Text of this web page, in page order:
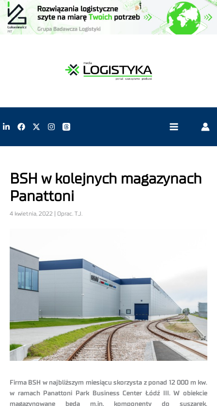
BSH w kolejnych magazynach
Panattoni
4 kwietnia, 2022 | Oprac. T.J.
Firma BSH w najbliższym miesiącu skorzysta z ponad 12 000 m kw.
w ramach Panattoni Park Business Center Łódź III. W obiekcie
magazynowane będą m.in, komponenty do suszarek.